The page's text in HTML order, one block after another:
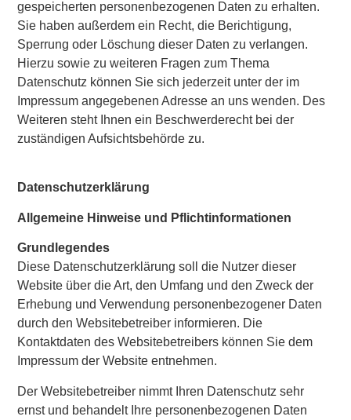
gespeicherten personenbezogenen Daten zu erhalten.
Sie haben außerdem ein Recht, die Berichtigung,
Sperrung oder Löschung dieser Daten zu verlangen.
Hierzu sowie zu weiteren Fragen zum Thema
Datenschutz können Sie sich jederzeit unter der im
Impressum angegebenen Adresse an uns wenden. Des
Weiteren steht Ihnen ein Beschwerderecht bei der
zuständigen Aufsichtsbehörde zu.
Datenschutzerklärung
Allgemeine Hinweise und Pflichtinformationen
Grundlegendes
Diese Datenschutzerklärung soll die Nutzer dieser
Website über die Art, den Umfang und den Zweck der
Erhebung und Verwendung personenbezogener Daten
durch den Websitebetreiber informieren. Die
Kontaktdaten des Websitebetreibers können Sie dem
Impressum der Website entnehmen.
Der Websitebetreiber nimmt Ihren Datenschutz sehr
ernst und behandelt Ihre personenbezogenen Daten